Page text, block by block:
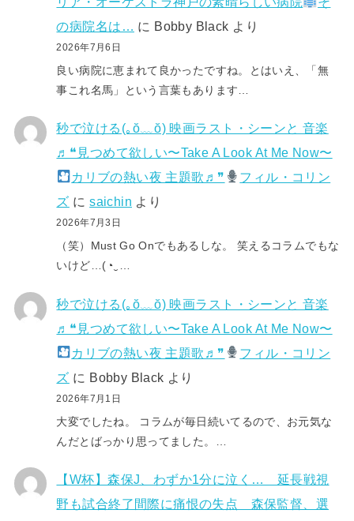
の病院名は… に Bobby Black より
2026年7月6日
良い病院に恵まれて良かったですね。とはいえ、「無
事これ名馬」という言葉もあります…
秒で泣ける(⁠｡⁠ŏ⁠﹏⁠ŏ⁠) 映画ラスト・シーンと 音楽
♬❝見つめて欲しい〜Take A Look At Me Now〜
カリブの熱い夜 主題歌♬❞
フィル・コリン
ズ にsaichin より
2026年7月3日
（笑）Must Go Onでもあるしな。 笑えるコラムでもな
いけど…(⁠◔⁠‿⁠…
秒で泣ける(⁠｡⁠ŏ⁠﹏⁠ŏ⁠) 映画ラスト・シーンと 音楽
♬❝見つめて欲しい〜Take A Look At Me Now〜
カリブの熱い夜 主題歌♬❞
フィル・コリン
ズ に Bobby Black より
2026年7月1日
大変でしたね。 コラムが毎日続いてるので、お元気な
んだとばっかり思ってました。…
【W杯】森保J、わずか1分に泣く… 延長戦視
野も試合終了間際に痛恨の失点 森保監督、選